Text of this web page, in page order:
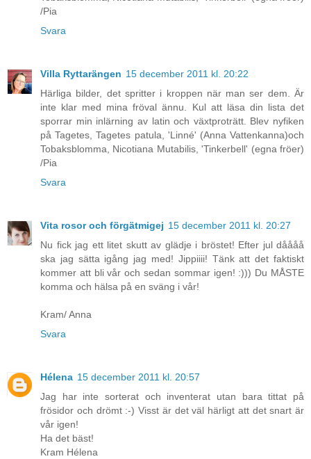
/Pia
Svara
Villa Ryttarängen 15 december 2011 kl. 20:22
Härliga bilder, det spritter i kroppen när man ser dem. Är
inte klar med mina fröval ännu. Kul att läsa din lista det
sporrar min inlärning av latin och växtproträtt. Blev nyfiken
på Tagetes, Tagetes patula, 'Linné' (Anna Vattenkanna)och
Tobaksblomma, Nicotiana Mutabilis, 'Tinkerbell' (egna fröer)
/Pia
Svara
Vita rosor och förgätmigej 15 december 2011 kl. 20:27
Nu fick jag ett litet skutt av glädje i bröstet! Efter jul dåååå
ska jag sätta igång jag med! Jippiiii! Tänk att det faktiskt
kommer att bli vår och sedan sommar igen! :))) Du MÅSTE
komma och hälsa på en sväng i vår!
Kram/ Anna
Svara
Hélena 15 december 2011 kl. 20:57
Jag har inte sorterat och inventerat utan bara tittat på
frösidor och drömt :-) Visst är det väl härligt att det snart är
vår igen!
Ha det bäst!
Kram Hélena